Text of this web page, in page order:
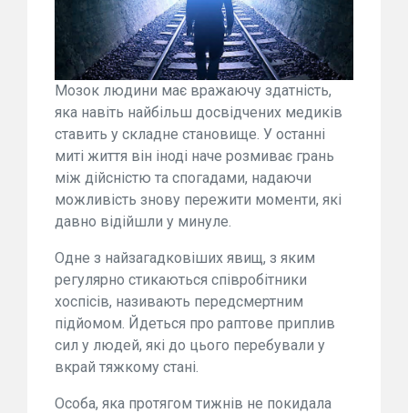
Мозок людини має вражаючу здатність,
яка навіть найбільш досвідчених медиків
ставить у складне становище. У останні
миті життя він іноді наче розмиває грань
між дійсністю та спогадами, надаючи
можливість знову пережити моменти, які
давно відійшли у минуле.
Одне з найзагадковіших явищ, з яким
регулярно стикаються співробітники
хоспісів, називають передсмертним
підйомом. Йдеться про раптове приплив
сил у людей, які до цього перебували у
вкрай тяжкому стані.
Особа, яка протягом тижнів не покидала